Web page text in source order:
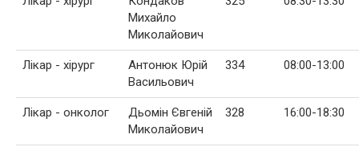
Михайло
Миколайович
Лікар - хірург
Антонюк Юрій
Васильович
334 08:00-13:00
Лікар - онколог
Дьомін Євгеній
Миколайович
328 16:00-18:30